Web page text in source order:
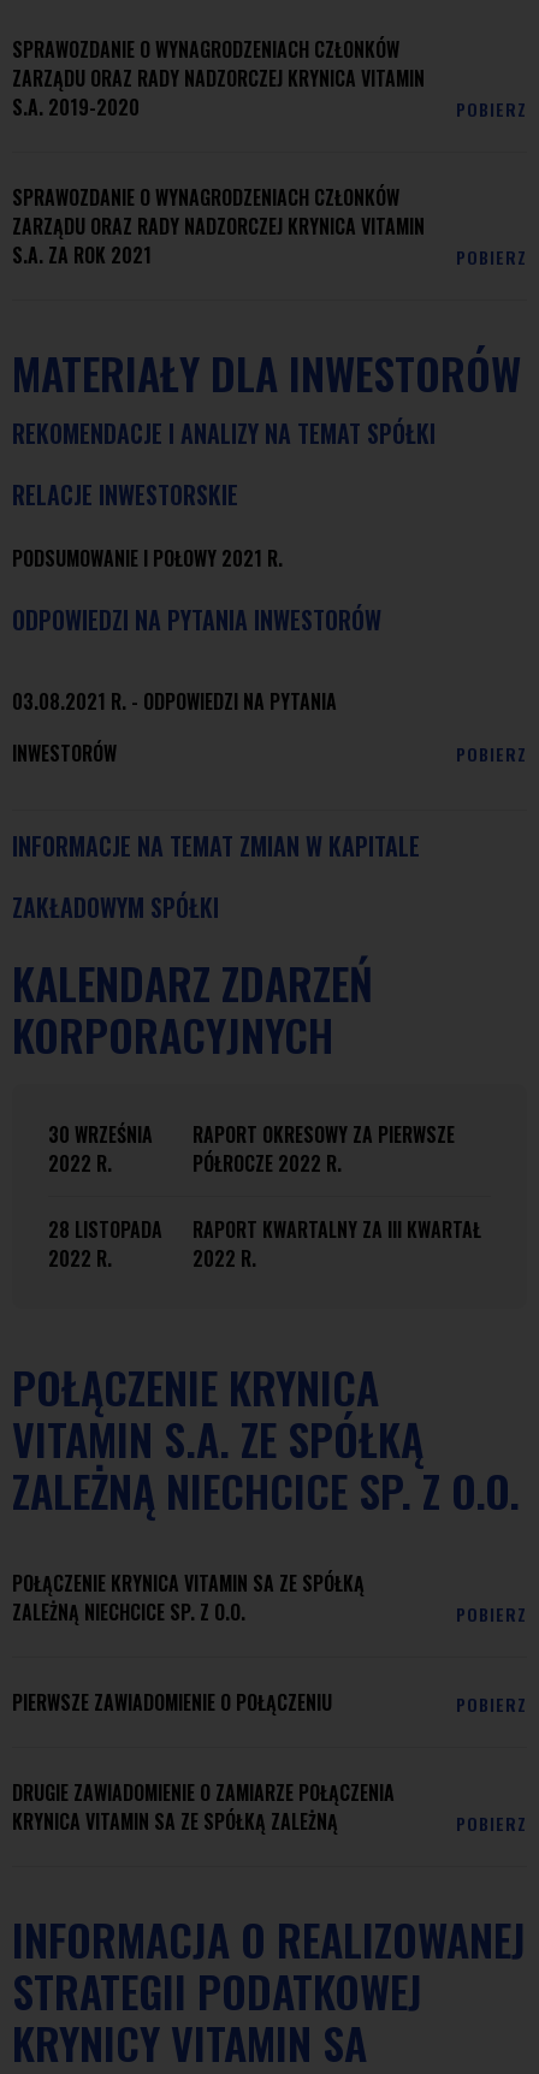
SPRAWOZDANIE O WYNAGRODZENIACH CZŁONKÓW
ZARZĄDU ORAZ RADY NADZORCZEJ KRYNICA VITAMIN
S.A. 2019-2020
POBIERZ
SPRAWOZDANIE O WYNAGRODZENIACH CZŁONKÓW
ZARZĄDU ORAZ RADY NADZORCZEJ KRYNICA VITAMIN
S.A. ZA ROK 2021
POBIERZ
MATERIAŁY DLA INWESTORÓW
REKOMENDACJE I ANALIZY NA TEMAT SPÓŁKI
RELACJE INWESTORSKIE
PODSUMOWANIE I POŁOWY 2021 R.
ODPOWIEDZI NA PYTANIA INWESTORÓW
03.08.2021 R. - ODPOWIEDZI NA PYTANIA
INWESTORÓW
POBIERZ
INFORMACJE NA TEMAT ZMIAN W KAPITALE
ZAKŁADOWYM SPÓŁKI
KALENDARZ ZDARZEŃ
KORPORACYJNYCH
30 WRZEŚNIA
2022 R.
RAPORT OKRESOWY ZA PIERWSZE
PÓŁROCZE 2022 R.
28 LISTOPADA
2022 R.
RAPORT KWARTALNY ZA III KWARTAŁ
2022 R.
POŁĄCZENIE KRYNICA
VITAMIN S.A. ZE SPÓŁKĄ
ZALEŻNĄ NIECHCICE SP. Z O.O.
POŁĄCZENIE KRYNICA VITAMIN SA ZE SPÓŁKĄ
ZALEŻNĄ NIECHCICE SP. Z O.O.
POBIERZ
PIERWSZE ZAWIADOMIENIE O POŁĄCZENIU POBIERZ
DRUGIE ZAWIADOMIENIE O ZAMIARZE POŁĄCZENIA
KRYNICA VITAMIN SA ZE SPÓŁKĄ ZALEŻNĄ
POBIERZ
INFORMACJA O REALIZOWANEJ
STRATEGII PODATKOWEJ
KRYNICY VITAMIN SA